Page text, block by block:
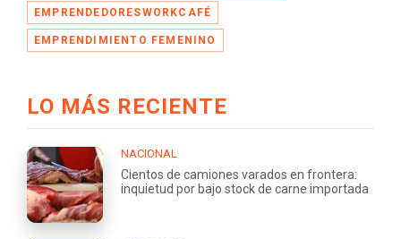
EMPRENDEDORESWORKCAFÉ
EMPRENDIMIENTO FEMENINO
LO MÁS RECIENTE
NACIONAL
Cientos de camiones varados en frontera:
inquietud por bajo stock de carne importada